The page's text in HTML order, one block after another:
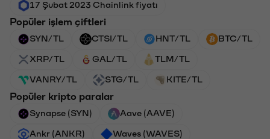
17 Şubat 2023 Chainlink fiyatı
Popüler işlem çiftleri
SYN/TL CTSI/TL HNT/TL BTC/TL
XRP/TL GAL/TL TLM/TL
VANRY/TL STG/TL KITE/TL
Popüler kripto paralar
Synapse (SYN) Aave (AAVE)
Ankr (ANKR) Waves (WAVES)